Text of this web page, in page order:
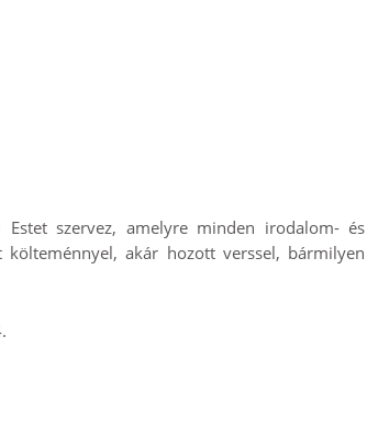
szervez, amelyre minden irodalom- és
akár hozott verssel, bármilyen